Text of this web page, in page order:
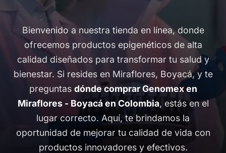
Bienvenido a nuestra tienda en línea, donde
ofrecemos productos epigenéticos de alta
calidad diseñados para transformar tu salud y
bienestar. Si resides en Miraflores, Boyacá, y te
preguntas dónde comprar Genomex en
Miraflores - Boyacá en Colombia, estás en el
lugar correcto. Aquí, te brindamos la
oportunidad de mejorar tu calidad de vida con
productos innovadores y efectivos.